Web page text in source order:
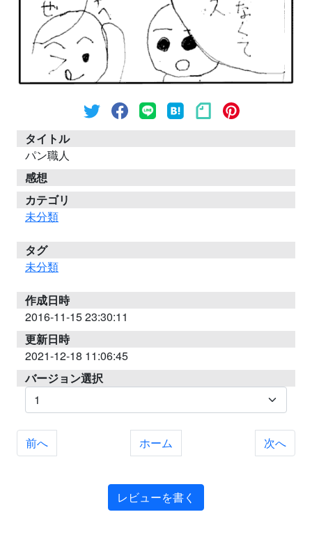
タイトル
パン職人
感想
カテゴリ
未分類
タグ
未分類
作成日時
2016-11-15 23:30:11
更新日時
2021-12-18 11:06:45
バージョン選択
前へ ホーム 次へ
レビューを書く